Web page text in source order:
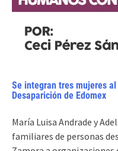
Se integran tres mujeres
Desaparición de Edomex
María Luisa Andrade y
familiares de personas